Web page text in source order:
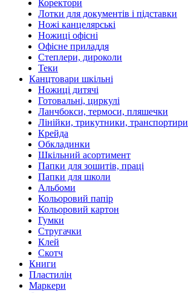
Коректори
Лотки для документів і підставки
Ножі канцелярські
Ножиці офісні
Офісне приладдя
Степлери, дироколи
Теки
Канцтовари шкільні
Ножиці дитячі
Готовальні, циркулі
Ланчбокси, термоси, пляшечки
Лінійки, трикутники, транспортири
Крейда
Обкладинки
Шкільний асортимент
Папки для зошитів, праці
Папки для школи
Альбоми
Кольоровий папір
Кольоровий картон
Гумки
Стругачки
Клей
Скотч
Книги
Пластилін
Маркери